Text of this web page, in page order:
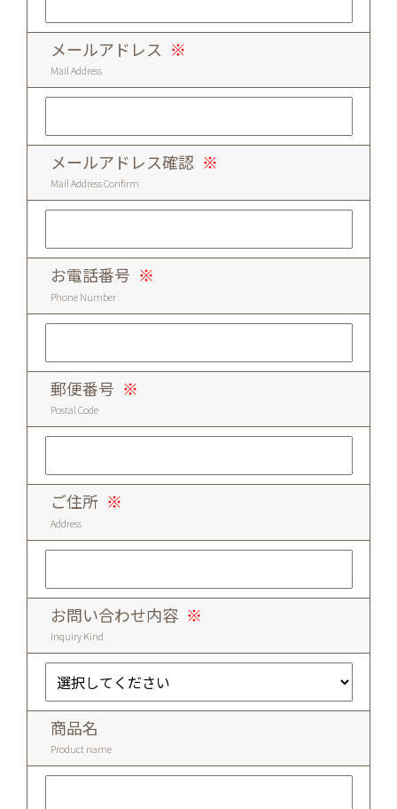
メールアドレス ※
Mail Address
メールアドレス確認 ※
Mail Address Confirm
お電話番号 ※
Phone Number
郵便番号 ※
Postal Code
ご住所 ※
Address
お問い合わせ内容 ※
Inquiry Kind
商品名
Product name